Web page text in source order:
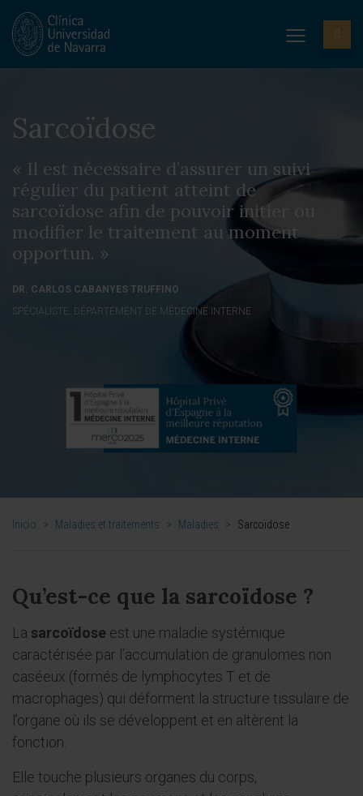
Sarcoïdose
« Il est nécessaire d’assurer un suivi
régulier du patient atteint de
sarcoïdose afin de pouvoir initier ou
modifier le traitement au moment
opportun. »
DR. CARLOS CABANYES TRUFFINO
SPÉCIALISTE. DÉPARTEMENT DE MÉDECINE INTERNE
Inicio > Maladies et traitements > Maladies > Sarcoïdose
Qu’est-ce que la sarcoïdose ?
La sarcoïdose est une maladie systémique
caractérisée par l’accumulation de granulomes non
caséeux (formés de lymphocytes T et de
macrophages) qui déforment la structure tissulaire de
l’organe où ils se développent et en altèrent la
fonction.
Elle touche plusieurs organes du corps,